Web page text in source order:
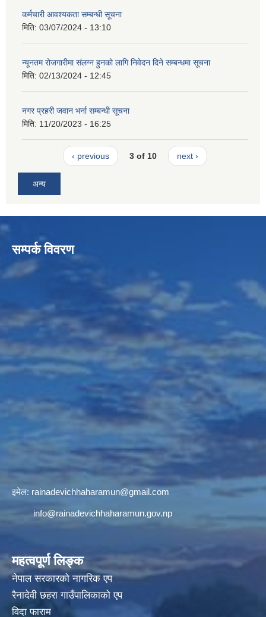
कर्मचारी आवश्यकता सम्बन्धी सूचना
मिति: 03/07/2024 - 13:10
न्यूनतम रोजगारीमा संलग्न हुनको लागि निवेदन दिने सम्बन्धमा सूचना
मिति: 02/13/2024 - 12:45
नगर प्रहरी जवान भर्ना सम्बन्धी सूचना
मिति: 11/20/2023 - 16:25
‹ previous 3 of 10 next ›
अन्य
सम्पर्क विवरण
इमेल: rainadevichhaharamun@gmail.com
info@rainadevichhaharamun.gov.np
महत्वपूर्ण लिङ्क
नेपाल सरकारको नागरिक एप
रैनादेवी छहरा गाउँपालिकाको एप
विदा फाराम